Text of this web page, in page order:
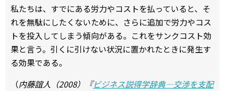
私たちは、すでにある労力やコストを払っていると、そ
れを無駄にしたくないために、さらに追加で労力やコス
トを投入してしまう傾向がある。これをサンクコスト効
果と言う。引くに引けない状況に置かれたときに発生す
る効果である。
（内藤誼人（2008）『ビジネス説得学辞典―交渉を支配